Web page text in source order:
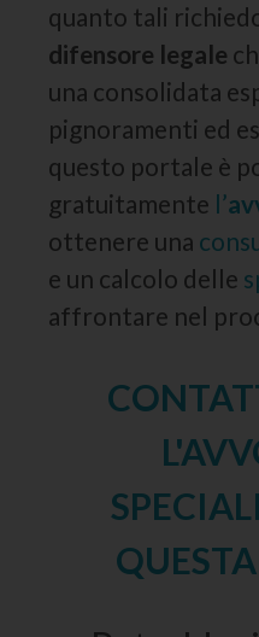
quanto tali
difensore legale
una consolidata
pignoramenti ed
questo portale è
gratuitamente l’
ottenere una
e un calcolo delle
affrontare nel